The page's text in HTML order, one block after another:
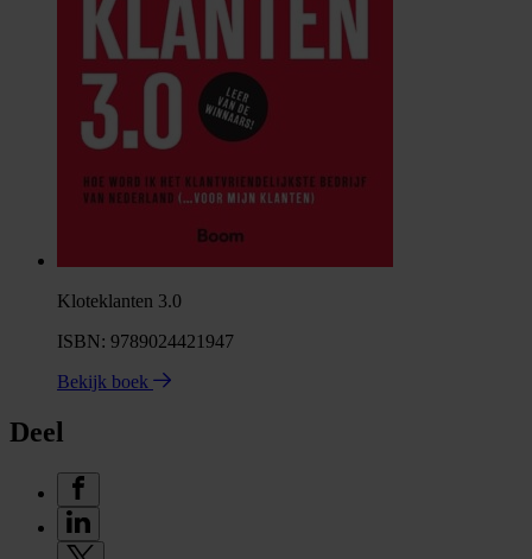
Kloteklanten 3.0
ISBN: 9789024421947
Bekijk boek
Deel